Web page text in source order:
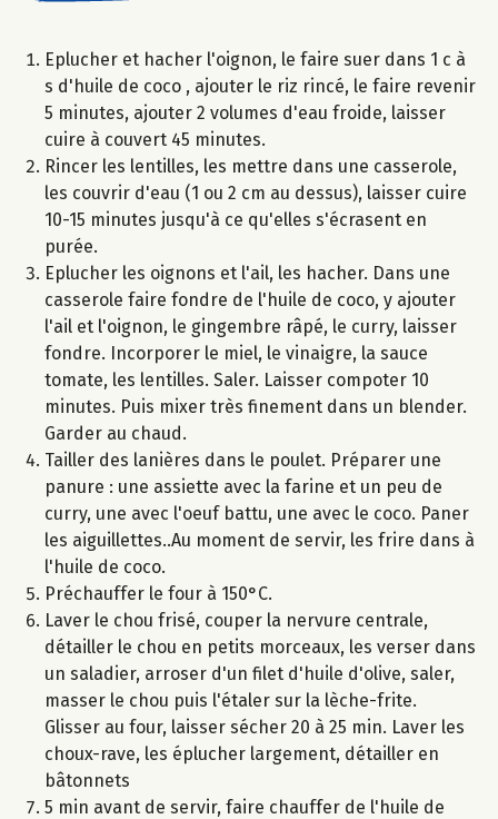
Eplucher et hacher l'oignon, le faire suer dans 1 c à
s d'huile de coco , ajouter le riz rincé, le faire revenir
5 minutes, ajouter 2 volumes d'eau froide, laisser
cuire à couvert 45 minutes.
Rincer les lentilles, les mettre dans une casserole,
les couvrir d'eau (1 ou 2 cm au dessus), laisser cuire
10-15 minutes jusqu'à ce qu'elles s'écrasent en
purée.
Eplucher les oignons et l'ail, les hacher. Dans une
casserole faire fondre de l'huile de coco, y ajouter
l'ail et l'oignon, le gingembre râpé, le curry, laisser
fondre. Incorporer le miel, le vinaigre, la sauce
tomate, les lentilles. Saler. Laisser compoter 10
minutes. Puis mixer très finement dans un blender.
Garder au chaud.
Tailler des lanières dans le poulet. Préparer une
panure : une assiette avec la farine et un peu de
curry, une avec l'oeuf battu, une avec le coco. Paner
les aiguillettes..Au moment de servir, les frire dans à
l'huile de coco.
Préchauffer le four à 150°C.
Laver le chou frisé, couper la nervure centrale,
détailler le chou en petits morceaux, les verser dans
un saladier, arroser d'un filet d'huile d'olive, saler,
masser le chou puis l'étaler sur la lèche-frite.
Glisser au four, laisser sécher 20 à 25 min. Laver les
choux-rave, les éplucher largement, détailler en
bâtonnets
5 min avant de servir, faire chauffer de l'huile de